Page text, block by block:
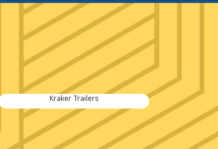
Kraker Trailers